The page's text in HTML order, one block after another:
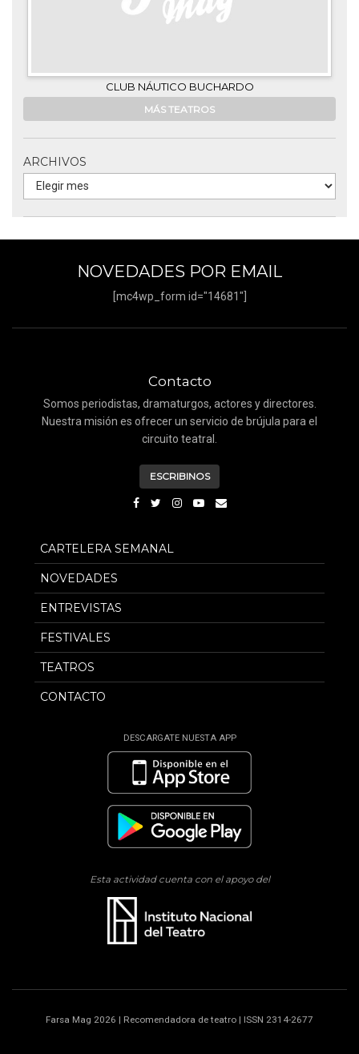
CLUB NÁUTICO BUCHARDO
MÁS TEATROS
ARCHIVOS
NOVEDADES POR EMAIL
[mc4wp_form id="14681"]
Contacto
Somos periodistas, dramaturgos, actores y directores.
Nuestra misión es ofrecer un servicio de brújula para el
circuito teatral.
ESCRIBINOS
CARTELERA SEMANAL
NOVEDADES
ENTREVISTAS
FESTIVALES
TEATROS
CONTACTO
DESCARGATE NUESTA APP
Esta actividad cuenta con el apoyo del
Farsa Mag 2026 | Recomendadora de teatro | ISSN 2314-2677